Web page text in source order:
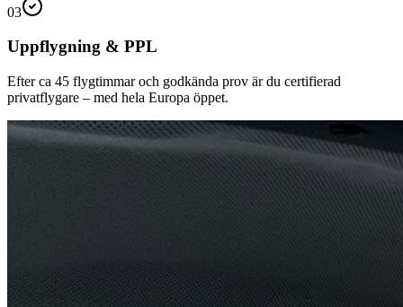
03
Uppflygning & PPL
Efter ca 45 flygtimmar och godkända prov är du certifierad
privatflygare – med hela Europa öppet.